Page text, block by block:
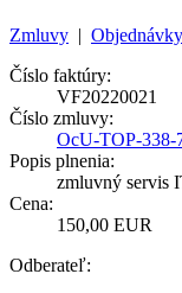
Zmluvy | Objednávky
Číslo faktúry:
VF20220021
Číslo zmluvy:
OcU-TOP-338-
Popis plnenia:
zmluvný servis
Cena:
150,00 EUR
Odberateľ: